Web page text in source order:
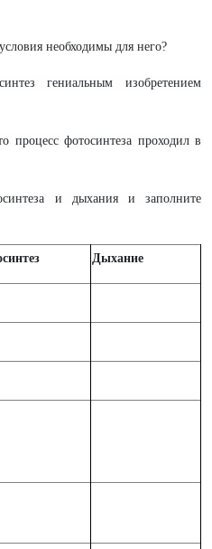
необходимы для него?
гениальным изобретением
процесс фотосинтеза проходил в
и дыхания и заполните
Дыхание